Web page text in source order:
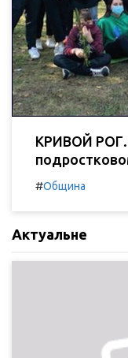
КРИВОЙ РОГ.
#Община
Актуальне